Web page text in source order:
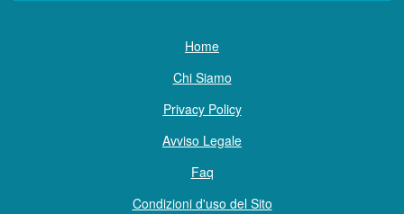
Home
Chi Siamo
Privacy Policy
Avviso Legale
Faq
Condizioni d'uso del Sito